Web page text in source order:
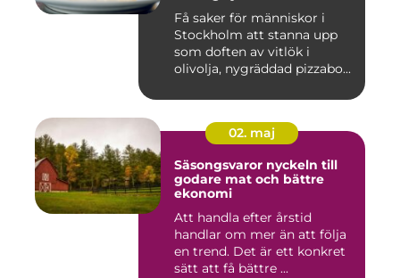
Få saker för människor i
Stockholm att stanna upp
som doften av vitlök i
olivolja, nygräddad pizzabo...
02. maj
Säsongsvaror nyckeln till
godare mat och bättre
ekonomi
Att handla efter årstid
handlar om mer än att följa
en trend. Det är ett konkret
sätt att få bättre ...